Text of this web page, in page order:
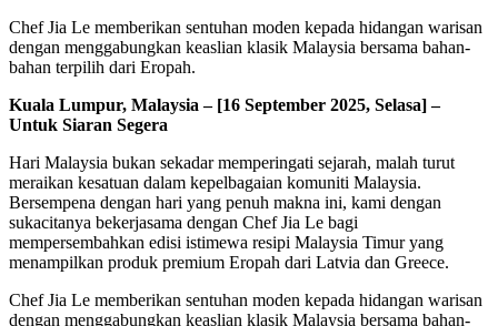
Chef Jia Le memberikan sentuhan moden kepada hidangan warisan
dengan menggabungkan keaslian klasik Malaysia bersama bahan-
bahan terpilih dari Eropah.
Kuala Lumpur, Malaysia – [16 September 2025, Selasa] –
Untuk Siaran Segera
Hari Malaysia bukan sekadar memperingati sejarah, malah turut
meraikan kesatuan dalam kepelbagaian komuniti Malaysia.
Bersempena dengan hari yang penuh makna ini, kami dengan
sukacitanya bekerjasama dengan Chef Jia Le bagi
mempersembahkan edisi istimewa resipi Malaysia Timur yang
menampilkan produk premium Eropah dari Latvia dan Greece.
Chef Jia Le memberikan sentuhan moden kepada hidangan warisan
dengan menggabungkan keaslian klasik Malaysia bersama bahan-